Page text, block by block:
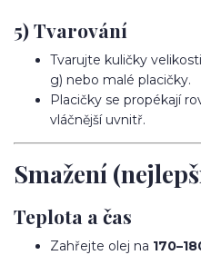
5) Tvarování
Tvarujte kuličky
g) nebo malé placičky.
Placičky se propékají
vláčnější uvnitř.
Smažení
Teplota a čas
Zahřejte olej na